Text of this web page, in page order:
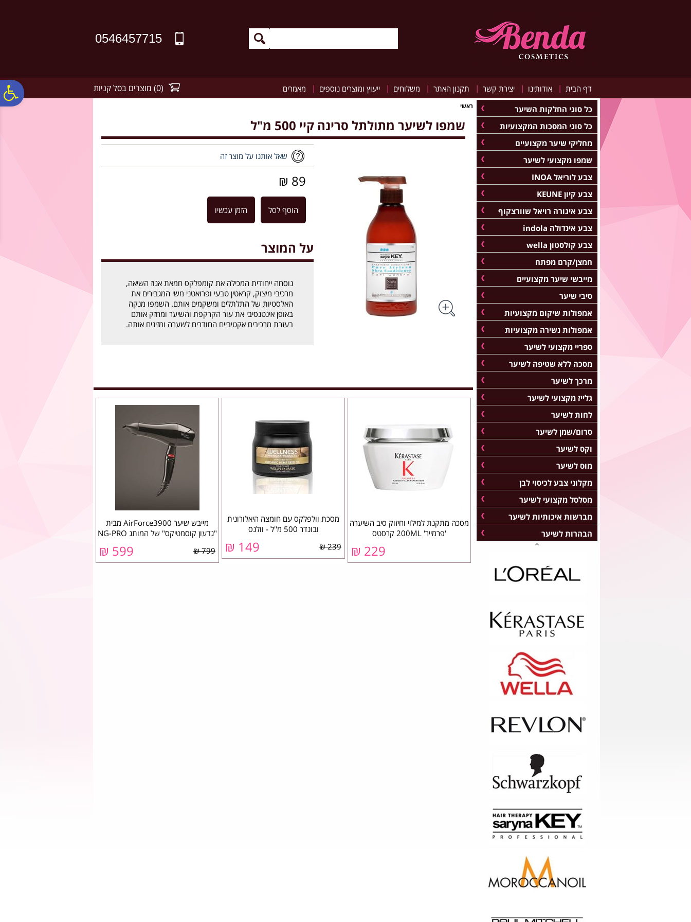
0546457715
דף הבית | אודותינו | יצירת קשר | תקנון האתר | משלוחים | ייעוץ ומוצרים נוספים | מאמרים (
0
) מוצרים בסל קניות
ראשי
שמפו לשיער מתולתל סרינה קיי 500 מ"ל
שאל אותנו על מוצר זה
89 ₪
הוסף לסל הזמן עכשיו
על המוצר
נוסחה ייחודית המכילה את קומפלקס חמאת אגוז השיאה,
מרכיבי מיצוק, קראטין טבעי ופרואטני משי המגבירים את
האלסטיות של התלתלים ומשקמים אותם. השמפו מנקה
באופן אינטנסיבי את עור הקרקפת והשיער ומחזק אותם
בעזרת מרכיבים אקטיביים החודרים לשערה ומזינים אותה.
מסכה מתקנת למילוי וחיזוק סיב השיערה
'פרמייר' 200ML קרסטס
229 ₪
מסכת וולפלקס עם חומצה היאלורונית
ובונדר 500 מ''ל - וולנס
239 ₪
149 ₪
מייבש שיער AirForce3900 מבית
"גדעון קוסמטיקס" של המותג NG-PRO
799 ₪
599 ₪
כל סוגי החלקות השיער
כל סוגי המסכות המקצועיות
מחליקי שיער מקצועיים
שמפו מקצועי לשיער
צבע לוריאל INOA
צבע קיון KEUNE
צבע איגורה רויאל שוורצקוף
צבע אינדולה indola
צבע קולסטון wella
חמצן/קרם מפתח
מייבשי שיער מקצועיים
סיבי שיער
אמפולות שיקום מקצועיות
אמפולות נשירה מקצועיות
ספריי מקצועי לשיער
מסכה ללא שטיפה לשיער
מרכך לשיער
גלייז מקצועי לשיער
לחות לשיער
סרום/שמן לשיער
וקס לשיער
מוס לשיער
מקלוני צבע לכיסוי לבן
מסלסל מקצועי לשיער
מברשות איכותיות לשיער
הבהרות לשיער